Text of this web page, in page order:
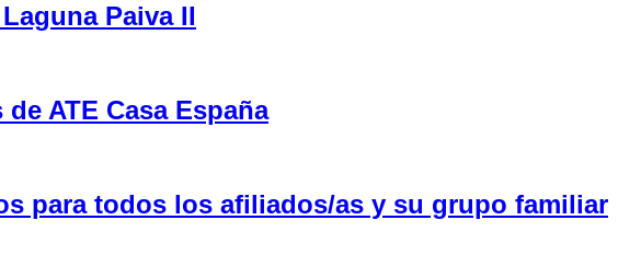
Paiva II
ATE Casa España
para todos los afiliados/as y su grupo familiar